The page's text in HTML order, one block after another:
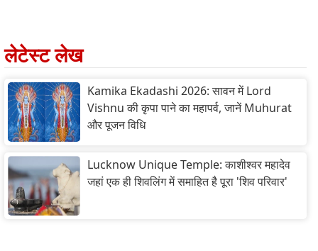
लेटेस्ट लेख
Kamika Ekadashi 2026: सावन में Lord
Vishnu की कृपा पाने का महापर्व, जानें Muhurat
और पूजन विधि
Lucknow Unique Temple: काशीश्वर महादेव
जहां एक ही शिवलिंग में समाहित है पूरा 'शिव परिवार'